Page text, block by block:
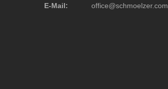
E-Mail: office@schmoelzer.com